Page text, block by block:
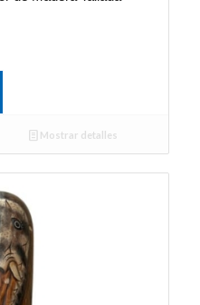
Mostrar detalles